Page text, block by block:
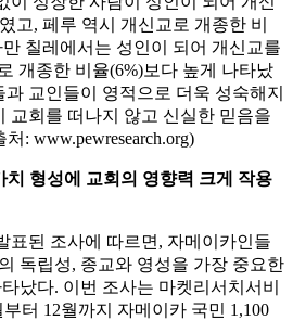
고, 페루 역시 개신교로 개종한 비
칠레에서는 성인이 되어 개신교를
개종한 비율(6%)보다 높게 나타났
교인들이 영적으로 더욱 성숙해지
교회를 떠나지 않고 신실한 믿음을
: www.pewresearch.org)
형성에 교회의 영향력 크게 작용
표된 조사에 따르면, 자메이카인들
독립성, 종교와 영성을 가장 중요한
났다. 이번 조사는 마켓리서치서비
터 12월까지 자메이카 국민 1,100